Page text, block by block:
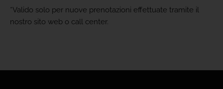
*Valido solo per nuove prenotazioni effettuate tramite il
nostro sito web o call center.